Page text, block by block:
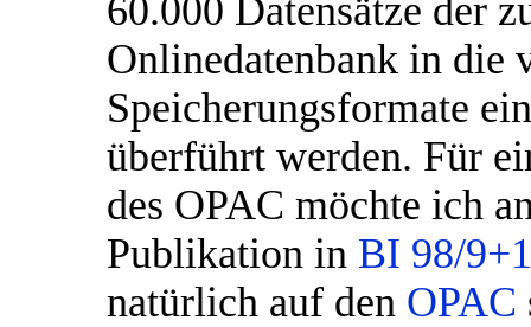
60.000 Datensätze der
Onlinedatenbank in die
Speicherungsformate
überführt werden. Für
des OPAC möchte ich
Publikation in BI 98/
natürlich auf den OPAC